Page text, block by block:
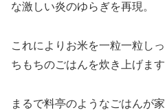
な激しい炎のゆらぎを再現。
これによりお米を一粒一粒し
ちもちのごはんを炊き上げます
まるで料亭のようなごはんが